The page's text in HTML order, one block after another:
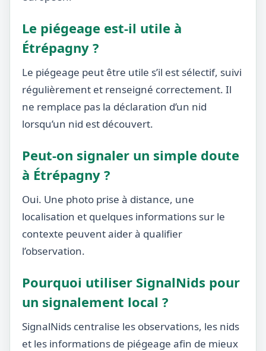
Le piégeage est-il utile à
Étrépagny ?
Le piégeage peut être utile s’il est sélectif, suivi
régulièrement et renseigné correctement. Il
ne remplace pas la déclaration d’un nid
lorsqu’un nid est découvert.
Peut-on signaler un simple doute
à Étrépagny ?
Oui. Une photo prise à distance, une
localisation et quelques informations sur le
contexte peuvent aider à qualifier
l’observation.
Pourquoi utiliser SignalNids pour
un signalement local ?
SignalNids centralise les observations, les nids
et les informations de piégeage afin de mieux